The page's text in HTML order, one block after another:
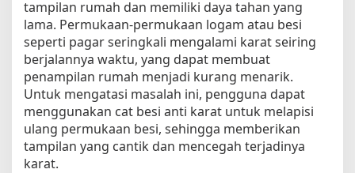
T
e
r
b
a
i
k
u
tampilan rumah dan memiliki daya tahan yang
lama. Permukaan-permukaan logam atau besi
seperti pagar seringkali mengalami karat seiring
berjalannya waktu, yang dapat membuat
penampilan rumah menjadi kurang menarik.
Untuk mengatasi masalah ini, pengguna dapat
menggunakan cat besi anti karat untuk melapisi
ulang permukaan besi, sehingga memberikan
tampilan yang cantik dan mencegah terjadinya
karat.